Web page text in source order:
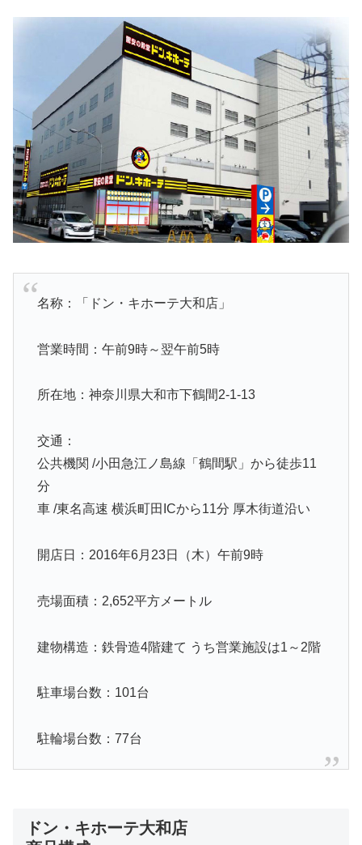
名称：「ドン・キホーテ大和店」
営業時間：午前9時～翌午前5時
所在地：神奈川県大和市下鶴間2-1-13
交通：
公共機関 /小田急江ノ島線「鶴間駅」から徒歩11
分
車 /東名高速 横浜町田ICから11分 厚木街道沿い
開店日：2016年6月23日（木）午前9時
売場面積：2,652平方メートル
建物構造：鉄骨造4階建て うち営業施設は1～2階
駐車場台数：101台
駐輪場台数：77台
ドン・キホーテ大和店